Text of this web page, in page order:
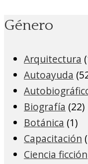
Género
Arquitectura
Autoayuda
Biografía (22)
Botánica (1)
Capacitación
Ciencia ficción